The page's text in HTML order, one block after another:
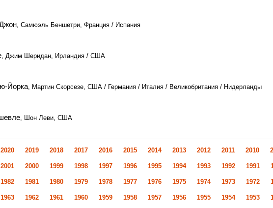
, Самюэль Беншетри, Франция / Испания
, Джим Шеридан, Ирландия / США
Йорка, Мартин Скорсезе, США / Германия / Италия / Великобритания / Нидерланды
, Шон Леви, США
2020 2019 2018 2017 2016 2015 2014 2013 2012 2011 2010
2001 2000 1999 1998 1997 1996 1995 1994 1993 1992 1991
1982 1981 1980 1979 1978 1977 1976 1975 1974 1973 1972
1963 1962 1961 1960 1959 1958 1957 1956 1955 1954 1953